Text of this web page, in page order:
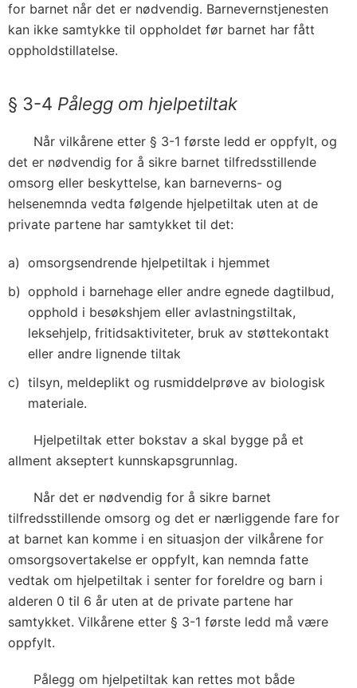
for barnet når det er nødvendig. Barnevernstjenesten
kan ikke samtykke til oppholdet før barnet har fått
oppholdstillatelse.
§ 3-4 Pålegg om hjelpetiltak
Når vilkårene etter § 3-1 første ledd er oppfylt, og
det er nødvendig for å sikre barnet tilfredsstillende
omsorg eller beskyttelse, kan barneverns- og
helsenemnda vedta følgende hjelpetiltak uten at de
private partene har samtykket til det:
omsorgsendrende hjelpetiltak i hjemmet
opphold i barnehage eller andre egnede dagtilbud,
opphold i besøkshjem eller avlastningstiltak,
leksehjelp, fritidsaktiviteter, bruk av støttekontakt
eller andre lignende tiltak
tilsyn, meldeplikt og rusmiddelprøve av biologisk
materiale.
Hjelpetiltak etter bokstav a skal bygge på et
allment akseptert kunnskapsgrunnlag.
Når det er nødvendig for å sikre barnet
tilfredsstillende omsorg og det er nærliggende fare for
at barnet kan komme i en situasjon der vilkårene for
omsorgsovertakelse er oppfylt, kan nemnda fatte
vedtak om hjelpetiltak i senter for foreldre og barn i
alderen 0 til 6 år uten at de private partene har
samtykket. Vilkårene etter § 3-1 første ledd må være
oppfylt.
Pålegg om hjelpetiltak kan rettes mot både